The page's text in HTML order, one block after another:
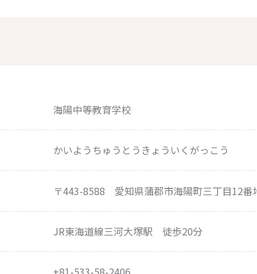
海陽中等教育学校
かいようちゅうとうきょういくがっこう
〒443-8588 愛知県蒲郡市海陽町三丁目12番
JR東海道線三河大塚駅 徒歩20分